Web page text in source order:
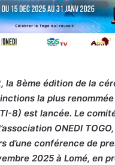
la 8ème édition de la
la plus renommée
8) est lancée. Le
ONEDI
d’une conférence de
2025 à Lomé, en